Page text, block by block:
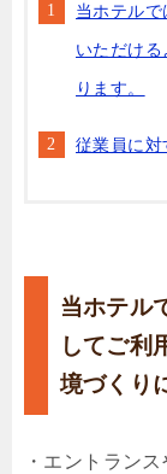
当ホテル
いただけ
ります。
従業員に対
当ホテル
してご利
境づくり
・エントラン